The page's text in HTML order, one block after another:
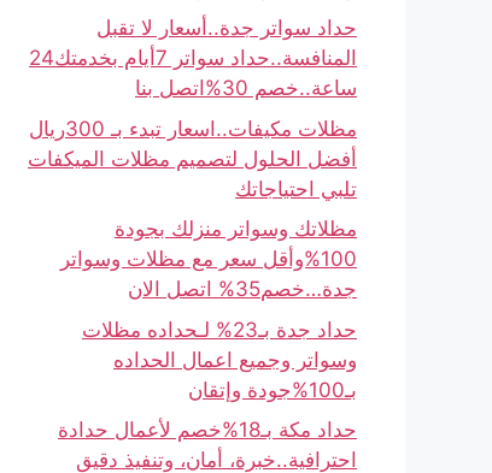
حداد سواتر جدة..أسعار لا تقبل
المنافسة..حداد سواتر 7أيام بخدمتك24
ساعة..خصم 30%اتصل بنا
مظلات مكيفات..اسعار تبدء بـ 300ريال
أفضل الحلول لتصميم مظلات الميكفات
تلبي احتياجاتك
مظلاتك وسواتر منزلك بجودة
100%وأقل سعر مع مظلات وسواتر
جدة…خصم35% اتصل الان
حداد جدة بـ23% لـحداده مظلات
وسواتر وجميع اعمال الحداده
بـ100%جودة وإتقان
حداد مكة بـ18%خصم لأعمال حدادة
احترافية..خبرة، أمان، وتنفيذ دقيق